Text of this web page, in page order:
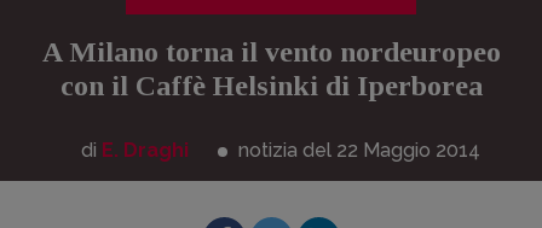
A Milano torna il vento nordeuropeo
con il Caffè Helsinki di Iperborea
di E. Draghi notizia del 22 Maggio 2014